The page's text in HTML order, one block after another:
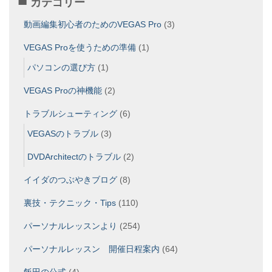
動画編集初心者のためのVEGAS Pro (3)
VEGAS Proを使うための準備 (1)
パソコンの選び方 (1)
VEGAS Proの神機能 (2)
トラブルシューティング (6)
VEGASのトラブル (3)
DVDArchitectのトラブル (2)
イイダのつぶやきブログ (8)
裏技・テクニック・Tips (110)
パーソナルレッスンより (254)
パーソナルレッスン 開催日程案内 (64)